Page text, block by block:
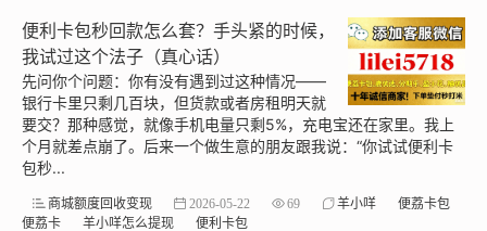
便利卡包秒回款怎么套？手头紧的时候，
我试过这个法子（真心话）
先问你个问题：你有没有遇到过这种情况——
银行卡里只剩几百块，但货款或者房租明天就
要交？那种感觉，就像手机电量只剩5%，充电宝还在家里。我上
个月就差点崩了。后来一个做生意的朋友跟我说：“你试试便利卡
包秒...
商城额度回收变现 2026-05-22 69 羊小咩
便荔卡包
便荔卡
羊小咩怎么提现 便利卡包